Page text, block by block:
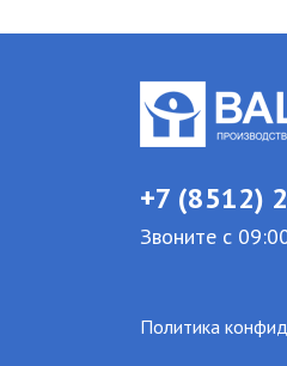
+7 (8512)
Звоните с
Политика